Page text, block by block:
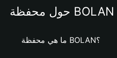
حول محفظة BOLAN
ما هي محفظة BOLAN؟